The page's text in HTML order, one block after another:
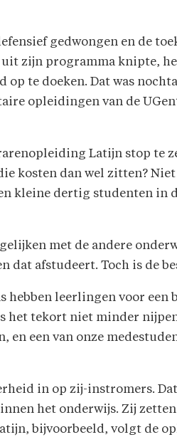
gedwongen en de
zijn programma knipte,
te doeken. Dat was
opleidingen van de
Latijn stop te
kosten dan wel zitten?
kleine dertig studenten in
met de andere
afstudeert. Toch is de
leerlingen voor een
het tekort niet minder
een van onze
in op zij-instromers.
het onderwijs. Zij
bijvoorbeeld, volgt de